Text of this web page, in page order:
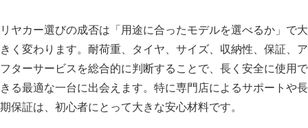
リヤカー選びの成否は「用途に合ったモデルを選べるか」で大
きく変わります。耐荷重、タイヤ、サイズ、収納性、保証、ア
フターサービスを総合的に判断することで、長く安全に使用で
きる最適な一台に出会えます。特に専門店によるサポートや長
期保証は、初心者にとって大きな安心材料です。